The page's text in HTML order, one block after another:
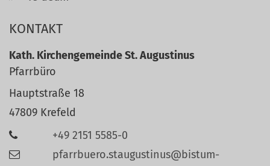
KONTAKT
Kath. Kirchengemeinde St. Augustinus
Pfarrbüro
Hauptstraße 18
47809 Krefeld
+49 2151 5585-0
pfarrbuero.staugustinus@bistum-